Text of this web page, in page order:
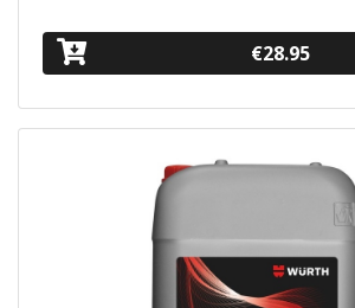
€28.95